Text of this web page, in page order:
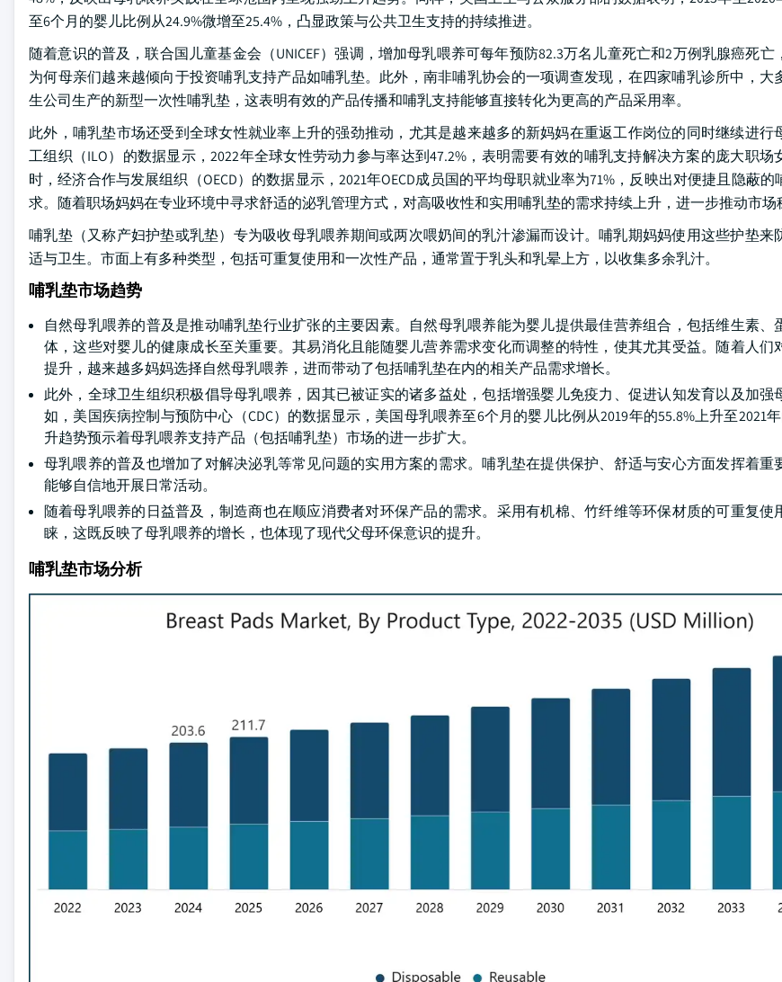
至6个月的婴儿比例从24.9%微增至25.4%，凸显政策与公共卫生支持的持续推进。
随着意识的普及，联合国儿童基金会（UNICEF）强调，增加母乳喂养可每年预防82.3万名儿童死亡和2万例乳腺癌死亡
为何母亲们越来越倾向于投资哺乳支持产品如哺乳垫。此外，南非哺乳协会的一项调查发现，在四家哺乳诊所中，大
生公司生产的新型一次性哺乳垫，这表明有效的产品传播和哺乳支持能够直接转化为更高的产品采用率。
此外，哺乳垫市场还受到全球女性就业率上升的强劲推动，尤其是越来越多的新妈妈在重返工作岗位的同时继续进行
工组织（ILO）的数据显示，2022年全球女性劳动力参与率达到47.2%，表明需要有效的哺乳支持解决方案的庞大职场
时，经济合作与发展组织（OECD）的数据显示，2021年OECD成员国的平均母职就业率为71%，反映出对便捷且隐蔽
求。随着职场妈妈在专业环境中寻求舒适的泌乳管理方式，对高吸收性和实用哺乳垫的需求持续上升，进一步推动市场
哺乳垫（又称产妇护垫或乳垫）专为吸收母乳喂养期间或两次喂奶间的乳汁渗漏而设计。哺乳期妈妈使用这些护垫来
适与卫生。市面上有多种类型，包括可重复使用和一次性产品，通常置于乳头和乳晕上方，以收集多余乳汁。
哺乳垫市场趋势
自然母乳喂养的普及是推动哺乳垫行业扩张的主要因素。自然母乳喂养能为婴儿提供最佳营养组合，包括维生素、
体，这些对婴儿的健康成长至关重要。其易消化且能随婴儿营养需求变化而调整的特性，使其尤其受益。随着人们
提升，越来越多妈妈选择自然母乳喂养，进而带动了包括哺乳垫在内的相关产品需求增长。
此外，全球卫生组织积极倡导母乳喂养，因其已被证实的诸多益处，包括增强婴儿免疫力、促进认知发育以及加强
如，美国疾病控制与预防中心（CDC）的数据显示，美国母乳喂养至6个月的婴儿比例从2019年的55.8%上升至2021
升趋势预示着母乳喂养支持产品（包括哺乳垫）市场的进一步扩大。
母乳喂养的普及也增加了对解决泌乳等常见问题的实用方案的需求。哺乳垫在提供保护、舒适与安心方面发挥着重
能够自信地开展日常活动。
随着母乳喂养的日益普及，制造商也在顺应消费者对环保产品的需求。采用有机棉、竹纤维等环保材质的可重复使
睐，这既反映了母乳喂养的增长，也体现了现代父母环保意识的提升。
哺乳垫市场分析